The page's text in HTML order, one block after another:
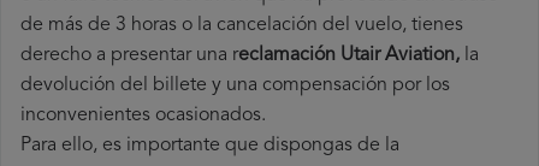
de más de 3 horas o la cancelación del vuelo, tienes
derecho a presentar una reclamación Utair Aviation, la
devolución del billete y una compensación por los
inconvenientes ocasionados.
Para ello, es importante que dispongas de la